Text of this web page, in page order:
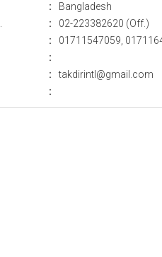
:
Bangladesh
:
02-223382620 (Off.)
:
01711547059,
:
:
takdirintl@gmail.com
: